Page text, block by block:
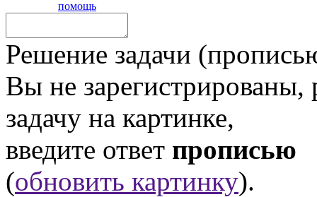
помощь
Решение задачи
Вы не
задачу на картинке,
введите ответ прописью
(обновить картинку).